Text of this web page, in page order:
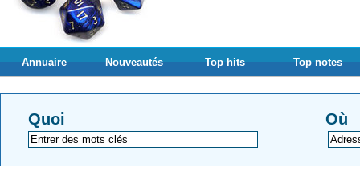
Annuaire Nouveautés Top hits Top notes
Quoi Où